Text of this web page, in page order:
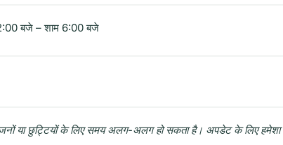
बजे – शाम 6:00 बजे
या छुट्टियों के लिए समय अलग-अलग हो सकता है। अपडेट के लिए हमेशा